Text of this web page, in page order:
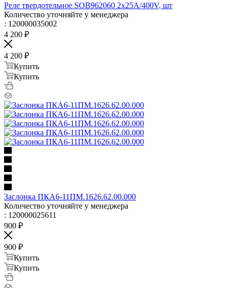
Реле твердотельное SOB962060 2х25А/400V, шт
Количество уточняйте у менеджера
: 120000035002
4 200 ₽
4 200 ₽
Купить
Купить
Заслонка ПКА6-11ПМ.1626.62.00.000
Количество уточняйте у менеджера
: 120000025611
900 ₽
900 ₽
Купить
Купить